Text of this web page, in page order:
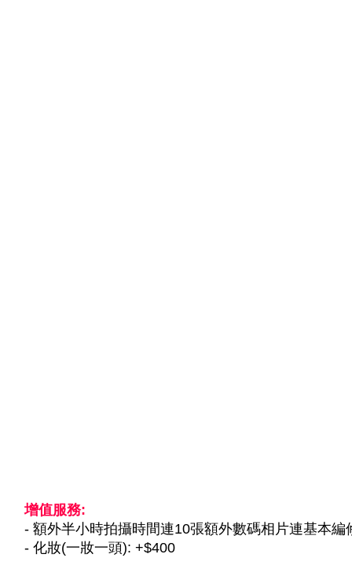
增值服務:
- 額外半小時拍攝時間連10張額外數碼相片連基本編
- 化妝(一妝一頭): +$400